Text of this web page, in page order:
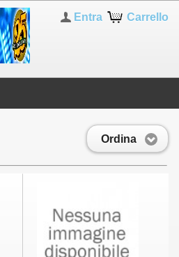
Carrello
Entra
Ordina